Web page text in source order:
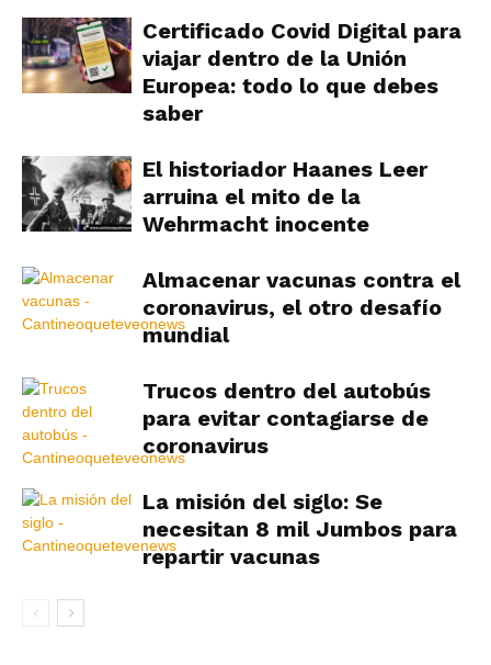
Certificado Covid Digital para
viajar dentro de la Unión
Europea: todo lo que debes
saber
El historiador Haanes Leer
arruina el mito de la
Wehrmacht inocente
Almacenar vacunas contra el
coronavirus, el otro desafío
mundial
Trucos dentro del autobús
para evitar contagiarse de
coronavirus
La misión del siglo: Se
necesitan 8 mil Jumbos para
repartir vacunas